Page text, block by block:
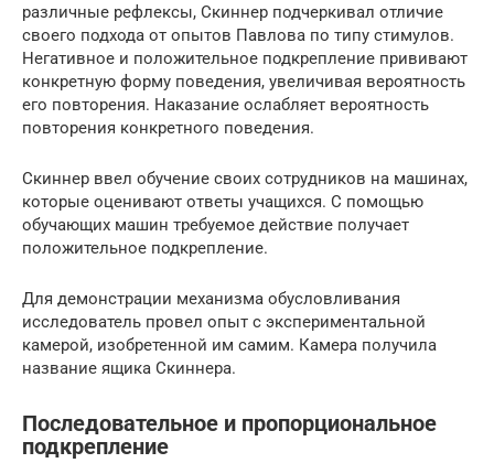
различные рефлексы, Скиннер подчеркивал отличие
своего подхода от опытов Павлова по типу стимулов.
Негативное и положительное подкрепление прививают
конкретную форму поведения, увеличивая вероятность
его повторения. Наказание ослабляет вероятность
повторения конкретного поведения.
Скиннер ввел обучение своих сотрудников на машинах,
которые оценивают ответы учащихся. С помощью
обучающих машин требуемое действие получает
положительное подкрепление.
Для демонстрации механизма обусловливания
исследователь провел опыт с экспериментальной
камерой, изобретенной им самим. Камера получила
название ящика Скиннера.
Последовательное и пропорциональное
подкрепление